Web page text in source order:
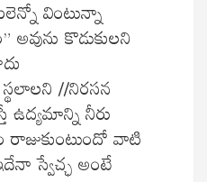
వింటున్నా
అవును కొడుకులని
//నిరసన
ఉద్యమాన్ని నీరు
రాజుకుంటుందో వాటి
స్వేచ్ఛ అంటే